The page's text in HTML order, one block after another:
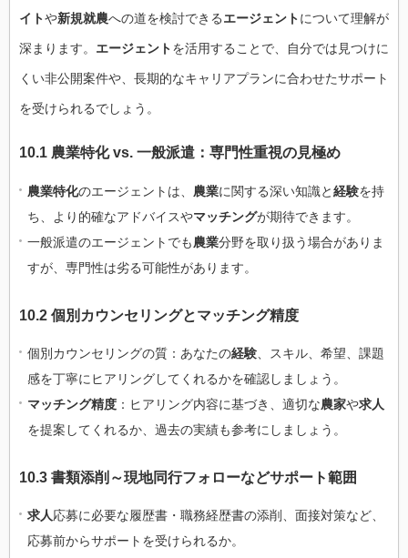
イトや新規就農への道を検討できるエージェントについて理解が
深まります。 エージェントを活用することで、自分では見つけに
くい非公開案件や、長期的なキャリアプランに合わせたサポート
を受けられるでしょう。
10.1 農業特化 vs. 一般派遣：専門性重視の見極め
農業特化のエージェントは、 農業に関する深い知識と経験を持
ち、より的確なアドバイスやマッチングが期待できます。
一般派遣のエージェントでも農業分野を取り扱う場合がありま
すが、専門性は劣る可能性があります。
10.2 個別カウンセリングとマッチング精度
個別カウンセリングの質：あなたの経験 、スキル、希望、課題
感を丁寧にヒアリングしてくれるかを確認しましょう。
マッチング精度 ：ヒアリング内容に基づき、適切な農家や求人
を提案してくれるか、過去の実績も参考にしましょう。
10.3 書類添削～現地同行フォローなどサポート範囲
求人応募に必要な履歴書・職務経歴書の添削、面接対策など、
応募前からサポートを受けられるか。